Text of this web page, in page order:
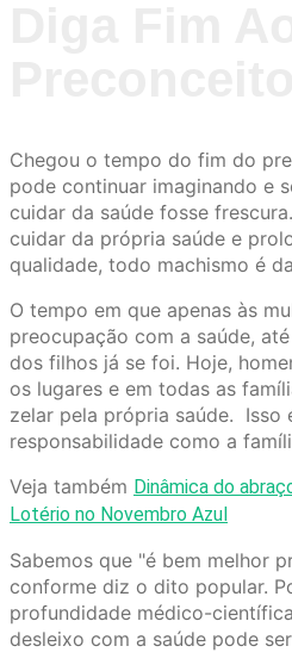
Chegou o tempo do fim do
pode continuar imaginando e
cuidar da saúde fosse
cuidar da própria saúde e
qualidade, todo machismo é
O tempo em que apenas às
preocupação com a saúde,
dos filhos já se foi. Hoje,
os lugares e em todas as
zelar pela própria saúde. Isso
responsabilidade como a
Veja também Dinâmica do
Lotério no Novembro Azul
Sabemos que "é bem melhor
conforme diz o dito popular.
profundidade médico-
desleixo com a saúde pode